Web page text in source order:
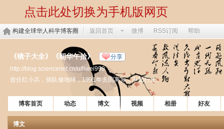
点击此处切换为手机版网页
构建全球华人科学博客圈 返回首页 微博 RSS订阅 帮助
《镜子大全》《朝华午拾》 分享
http://blog.sciencenet.cn/u/liwei999
曾任红小兵，插队修地球，1991年去国离乡，不知行止。
博客首页 动态 博文 视频 相册 好友
博文